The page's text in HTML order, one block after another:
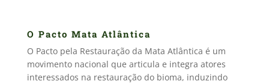
O Pacto Mata Atlântica
O Pacto pela Restauração da Mata Atlântica é um
movimento nacional que articula e integra atores
interessados na restauração do bioma, induzindo